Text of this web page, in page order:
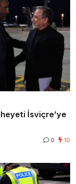
İsviçre’ye
0 10